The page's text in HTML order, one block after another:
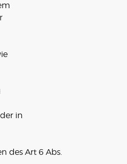
in
des Art 6 Abs.